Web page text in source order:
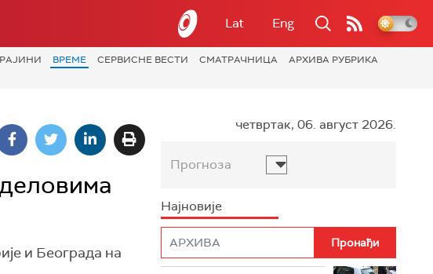
Lat Eng
ВРЕМЕ СЕРВИСНЕ ВЕСТИ СМАТРАЧНИЦА
АРХИВА РУБРИКА
и Београда на
четвртак, 06. август 2026.
Прогноза
Најновије